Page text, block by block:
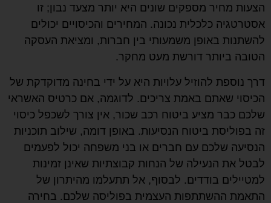
הצעות מחיר מספקים שונים היא יותר מצעד נבון; זו
אסטרטגיה כלכלית נכונה. המחירים והכיסויים יכולים
להשתנות באופן משמעותי בין חברות, ומציאת העסקה
הטובה ביותר דורשת מעט מחקר.
דרך נוספת להוזיל עלויות היא על ידי בחינה מדוקדקת של
הכיסוי שאתם באמת צריכים. לדוגמה, אם כרטיס האשראי
שלכם כבר מציע ביטוח רכב שכור, אין צורך לשכפל כיסוי
זה בפוליסת ביטוח הנסיעות. באופן דומה, שילוב תוכניות
הנסיעה שלכם עם חברים או בני משפחה יכול לפעמים
לבטל את הנעילה של הנחות קבוצתיות שאינן זמינות
למטיילים בודדים. לבסוף, אל תתעלמו מהיתרון של
התאמת ההשתתפות העצמית בפוליסה שלכם. בחירה